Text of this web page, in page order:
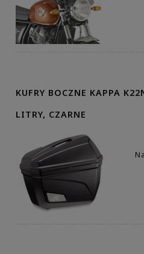
KUFRY BOCZNE KAPPA
LITRY, CZARNE